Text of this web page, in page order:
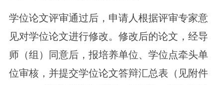
学位论文评审通过后，申请人根据评审专家意
见对学位论文进行修改。修改后的论文，经导
师（组）同意后，报培养单位、学位点牵头单
位审核，并提交学位论文答辩汇总表（见附件